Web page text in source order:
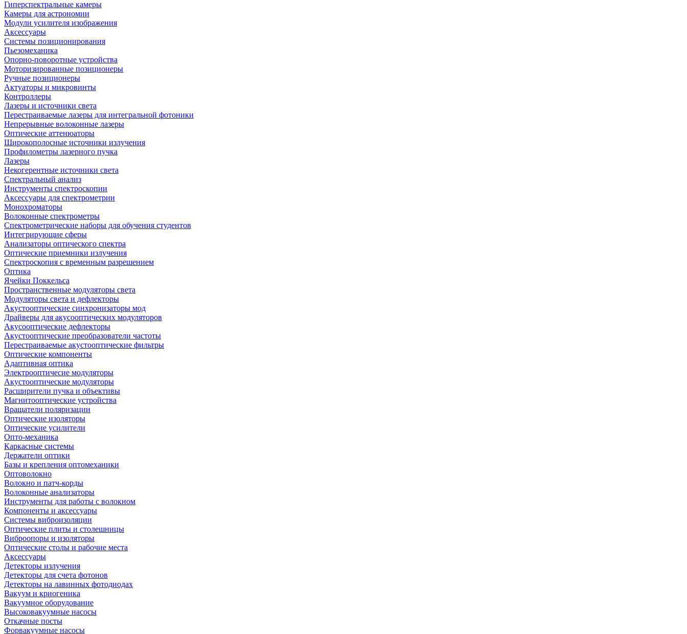
Гиперспектральные камеры
Камеры для астрономии
Модули усилителя изображения
Аксессуары
Системы позиционирования
Пьезомеханика
Опорно-поворотные устройства
Моторизированные позиционеры
Ручные позиционеры
Актуаторы и микровинты
Контроллеры
Лазеры и источники света
Перестраиваемые лазеры для интегральной фотоники
Непрерывные волоконные лазеры
Оптические аттенюаторы
Широкополосные источники излучения
Профилометры лазерного пучка
Лазеры
Некогерентные источники света
Спектральный анализ
Инструменты спектроскопии
Аксессуары для спектрометрии
Монохроматоры
Волоконные спектрометры
Спектрометрические наборы для обучения студентов
Интегрирующие сферы
Анализаторы оптического спектра
Оптические приемники излучения
Спектроскопия с временным разрешением
Оптика
Ячейки Поккельса
Пространственные модуляторы света
Модуляторы света и дефлекторы
Акустооптические синхронизаторы мод
Драйверы для акусооптических модуляторов
Акусооптические дефлекторы
Акустооптические преобразователи частоты
Перестраиваемые акустооптические фильтры
Оптические компоненты
Адаптивная оптика
Электрооптичесие модуляторы
Акустооптические модуляторы
Расширители пучка и объективы
Магнитооптические устройства
Вращатели поляризации
Оптические изоляторы
Оптические усилители
Опто-механика
Каркасные системы
Держатели оптики
Базы и крепления оптомеханики
Оптоволокно
Волокно и патч-корды
Волоконные анализаторы
Инструменты для работы с волокном
Компоненты и аксессуары
Системы виброизоляции
Оптические плиты и столешницы
Виброопоры и изоляторы
Оптические столы и рабочие места
Аксессуары
Детекторы излучения
Детекторы для счета фотонов
Детекторы на лавинных фотодиодах
Вакуум и криогеника
Вакуумное оборудование
Высоковакуумные насосы
Откачные посты
Форвакуумные насосы